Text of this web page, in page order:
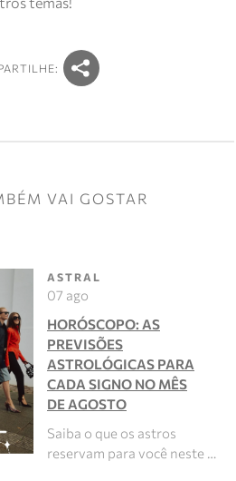
VAI GOSTAR
ASTRAL
07 ago
HORÓSCOPO: AS
PREVISÕES
ASTROLÓGICAS PARA
CADA SIGNO NO MÊS
DE AGOSTO
Saiba o que os astros
reservam para você neste …